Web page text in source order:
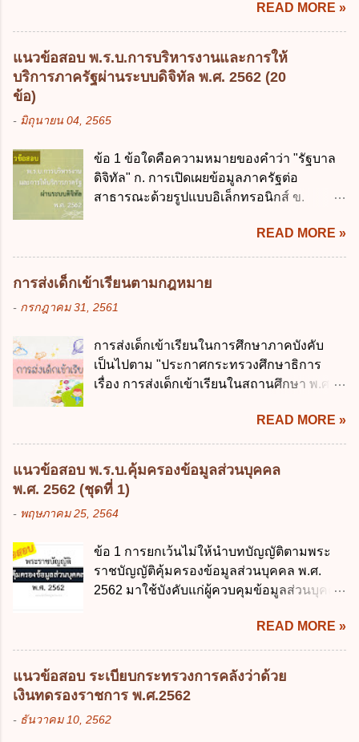
ประมาณ พ.ศ. 2561 2. นายกรัฐมนตรีเป็นผู้
รักษาการตามพระราช บัญญัติวิธีการงบ
ประมาณ พ.ศ. 2561 3. รัฐมนตรีว่าการ
กระทรวงการคลัง เป็นผู้รักษาการตามพระ
โปร่งใสและตรวจสอบได้ ข้อ 4. พระราช
บัญญัติวิธีการงบประมาณ พ.ศ. 2561 บัญญัติ
ให้การบริหา...
เศรษฐกิจ ค. หลักการพัฒนาทางเศรษฐกิจ
อย่างยั่งยืน ง. หลักความเป็นธรรมในสังคม ข้อ
2 สัดส่วนหนี้สาธารณะต่อผลิตภัณฑ์มวลรวม
ในประเทศเพื่อใช้เป็นกรอบในการบริหารหนี้
สาธารณะเป็นไปตามข้อใด ก. ไม่เกินร้อยละ 5
เกินร้อยละ 60 ข้อ 3 กฎหมายว่าด้วยวินัยการ
กฎหมายที่ให้จัดเก็บภาษีอากรหรือค่า
ธรรมเนียมเพิ่มขึ้นจากที่กำหนดไว้ในกฎหมาย
เพื่อการนำไปใช้จ่ายตามวัตถุประสงค์หรือเพื่อ
ข้อใด ก. เป็นไปตามความต้องการของชุมชน
ข. เพื่อป็นรายได้ขององค์กรปกครองส่วนท้อง
ถิ่น ค. มีเหตุจำเป็นหรือเหตุฉุกเฉินที่มิอาจหลีก
ปานกลางที่คณะรัฐมนตรีเห็นชอบแล้วไปใช้
ประกอบการพิจารณาในเรื่องต่อไปนี้ ยกเว้น
ข้อใด ก. การจัดเก็บหรือหารายได้ ข. การ
READ MORE »
แนวข้อสอบ พ.ร.บ.การบริหารงานและการให้
บริการภาครัฐผ่านระบบดิจิทัล พ.ศ. 2562 (20
ข้อ)
- มิถุนายน 04, 2565
ข้อ 1 ข้อใดคือความหมายของคำว่า "รัฐบาล
ดิจิทัล" ก. การเปิดเผยข้อมูลภาครัฐต่อ
สาธารณะด้วยรูปแบบอิเล็กทรอนิกส์ ข.
การบริหารงาน การให้บริการ การบูรณาการ
ข้อมูลภาครัฐ ค. วิธีการนำสัญลักษณ์ศูนย์และ
หนึ่ง เพื่อใช้สร้างระบบต่าง ๆ ง. สำนักงาน
พัฒนารัฐบาลดิจิทัล (องค์การมหาชน) ข้อ 2
การบริหารงานภาครัฐและการจัดทำบริการ
ดังต่อไปนี้ ยกเว้น ข้อใด ก. ให้มีการใช้ระบบ
ดิจิทัลอย่างคุ้มค่าและเต็มศักยภาพ ข. พัฒนา
โครงสร้างพื้นฐานด้านดิจิทัลที่จำเป็นให้เป็นไป
เครือข่ายดิจิทัล ง. เพิ่มประสิทธิภาคในการใช้
จ่ายงบประมาณให้เกิดความคุ้มค่าและเป็นไป
ตามเป้าหมาย ข้อ 3 ข้อใดกล่าวได้ถูกต้องที่สุด
เกี่ยวกับ "แผนพัฒนารัฐบาลดิจิทัล" ก. เป็นธร
รับผิดชอบในการบริหารจัดการข้อมูลของ
หน่วยงานของรัฐ ง. กำหนดกรอบและทิศทาง
การบริหารงานภาครัฐและการจัดทำบริการ
สาธารณะในรูปแบบดิจิทัล ข้อ 4 กรรมการ
พัฒนารัฐบาลดิจิทัลโดยตำแหน่ง ม...
READ MORE »
การส่งเด็กเข้าเรียนตามกฎหมาย
- กรกฎาคม 31, 2561
การส่งเด็กเข้าเรียนในการศึกษาภาคบังคับ
เป็นไปตาม "ประกาศกระทรวงศึกษาธิการ
เรื่อง การส่งเด็กเข้าเรียนในสถานศึกษา พ.ศ.
เรื่อง หลักเกณฑ์และวิธีการปฏิบัติสำหรับผู้ที่
มิใช่ผู้ปกครองซึ่งมีเด็กที่มีอายุในเกณฑ์การ
ศึกษาภาคบังคับอาศัยอยู่" ออกตามความใน
พระราชบัญญัติการศึกษาภาคบังคับ พ.ศ.
2545 ซึ่งเป็นกฎหมายที่มีโทษทางอาญา โดย
มีสาระสำคัญดังนี้ 1. คำว่า "เด็ก" หมายถึง เด็ก
เว้นแต่เด็กที่สอบได้ชั้นปีที่ 9 ของการศึกษา
ภาคบังคับแล้ว 2. ผู้ปกครอง คือ 2.1 บิดา
มารดา 2.2 บิดาหรือมารดา ซึ่งเป็นผู้ใช้
กฎหมายแพ่งและพาณิชย์ 2.4 บุคคลที่เด็ก
อยู่ด้วยเป็นประจำหรือที่เด็กอยู่รับใช้การงาน
3. ผู้ปกครองดังกล่าว มีหน้าที่ ส่งเด็กเข้าเรียน
ในสถานศึกษาในวันแรกของการเปิดเรียนภาค
READ MORE »
แนวข้อสอบ พ.ร.บ.คุ้มครองข้อมูลส่วนบุคคล
พ.ศ. 2562 (ชุดที่ 1)
- พฤษภาคม 25, 2564
ข้อ 1 การยกเว้นไม่ให้นำบทบัญญัติตามพระ
ราชบัญญัติคุ้มครองข้อมูลส่วนบุคคล พ.ศ.
2562 มาใช้บังคับแก่ผู้ควบคุมข้อมูลส่วนบุคคล
ข. พระราชกำหนด ค. พระราชกฤษฎีกา ง. กฎ
กระทรวง ข้อ 2 กฎหมายตามข้อ 1 กำหนด
หน่วยงานและกิจการใดที่ผู้ควบคุมข้อมูลส่วน
รัฐทุกแห่ง ข. กิจการด้านการศึกษา ค. กิจการ
READ MORE »
แนวข้อสอบ ระเบียบกระทรวงการคลังว่าด้วย
เงินทดรองราชการ พ.ศ.2562
- ธันวาคม 10, 2562